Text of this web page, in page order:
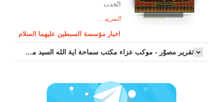
اتّخذت
المزيد...
اخبار مؤسسة السبطين عليهما السلام
تقرير مصوّر - موكب عزاء مکتب سماحة اية الله السيد مرتضى الموسوي الاصفهاني في يوم إستشهاد السيدة فاطم...